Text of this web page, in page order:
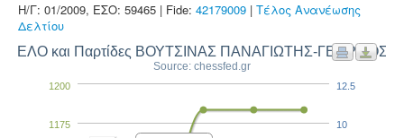
Η/Γ: 01/2009, ΕΣΟ: 59465 | Fide: 42179009 | Τέλος Ανανέωσης
Δελτίου
ΕΛΟ και Παρτίδες ΒΟΥΤΣΙΝΑΣ ΠΑΝΑΓΙΩΤΗΣ-ΓΕΩΡΓΙΟΣ
Source: chessfed.gr
1175
1200
10
12.5